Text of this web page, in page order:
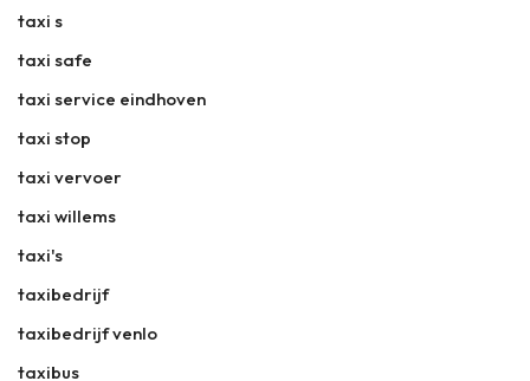
taxi s
taxi safe
taxi service eindhoven
taxi stop
taxi vervoer
taxi willems
taxi's
taxibedrijf
taxibedrijf venlo
taxibus